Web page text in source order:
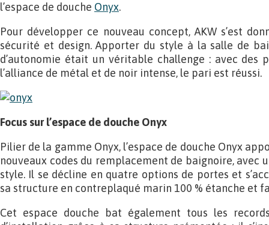
l’espace de douche Onyx.
Pour développer ce nouveau concept, AKW s’est
sécurité et design. Apporter du style à la salle de
d’autonomie était un véritable challenge : avec des
l’alliance de métal et de noir intense, le pari est réussi.
Focus sur l’espace de douche Onyx
Pilier de la gamme Onyx, l’espace de douche Onyx
nouveaux codes du remplacement de baignoire, avec
style. Il se décline en quatre options de portes et
sa structure en contreplaqué marin 100 % étanche et
Cet espace douche bat également tous les